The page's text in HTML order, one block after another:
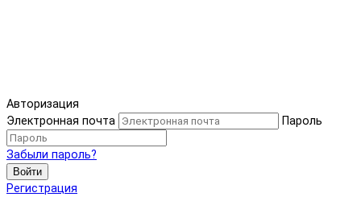
Авторизация
Электронная почта
Пароль
Забыли пароль?
Войти
Регистрация